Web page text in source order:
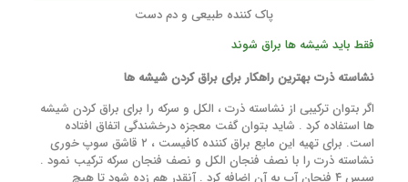
پاک کننده طبیعی و دم دست
فقط باید شیشه ها براق شوند
نشاسته ذرت بهترین راهکار برای براق کردن شیشه ها
اگر بتوان ترکیبی از نشاسته ذرت ، الکل و سرکه را برای براق کردن شیشه
ها استفاده کرد . شاید بتوان گفت معجزه درخشندگی اتفاق افتاده
است. برای تهیه این مایع براق کننده کافیست ، ۲ قاشق سوپ خوری
نشاسته ذرت را با نصف فنجان الکل و نصف فنجان سرکه ترکیب نمود .
سپس ۴ فنجان آب به آن اضافه کرد . آنقدر هم زده شود تا هیچ